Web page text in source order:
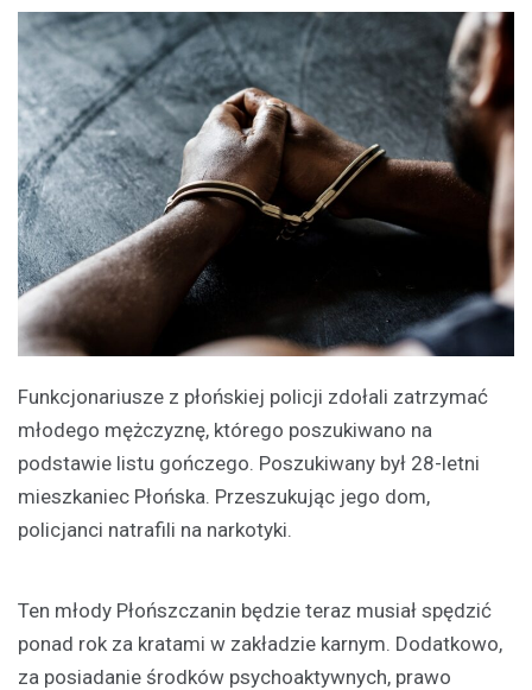
Funkcjonariusze z płońskiej policji zdołali zatrzymać
młodego mężczyznę, którego poszukiwano na
podstawie listu gończego. Poszukiwany był 28-letni
mieszkaniec Płońska. Przeszukując jego dom,
policjanci natrafili na narkotyki.
Ten młody Płońszczanin będzie teraz musiał spędzić
ponad rok za kratami w zakładzie karnym. Dodatkowo,
za posiadanie środków psychoaktywnych, prawo